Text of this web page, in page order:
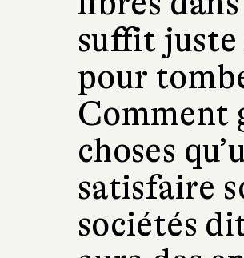
suffit juste
pour
Comment
choses
satisfaire
sociétés